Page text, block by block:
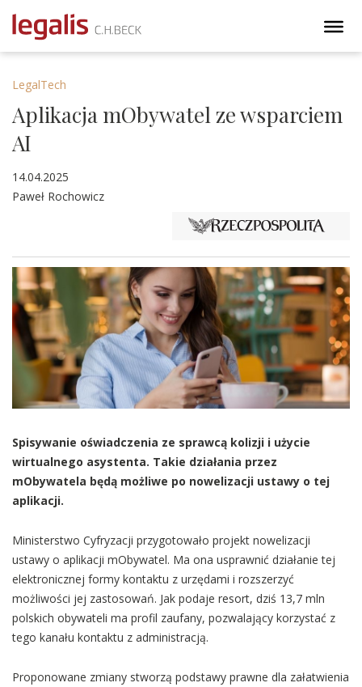
LegalTech
Aplikacja mObywatel ze wsparciem
AI
14.04.2025
Paweł Rochowicz
Spisywanie oświadczenia ze sprawcą kolizji i użycie
wirtualnego asystenta. Takie działania przez
mObywatela będą możliwe po nowelizacji ustawy o tej
aplikacji.
Ministerstwo Cyfryzacji przygotowało projekt nowelizacji
ustawy o aplikacji mObywatel. Ma ona usprawnić działanie tej
elektronicznej formy kontaktu z urzędami i rozszerzyć
możliwości jej zastosowań. Jak podaje resort, dziś 13,7 mln
polskich obywateli ma profil zaufany, pozwalający korzystać z
tego kanału kontaktu z administracją.
Proponowane zmiany stworzą podstawy prawne dla załatwienia